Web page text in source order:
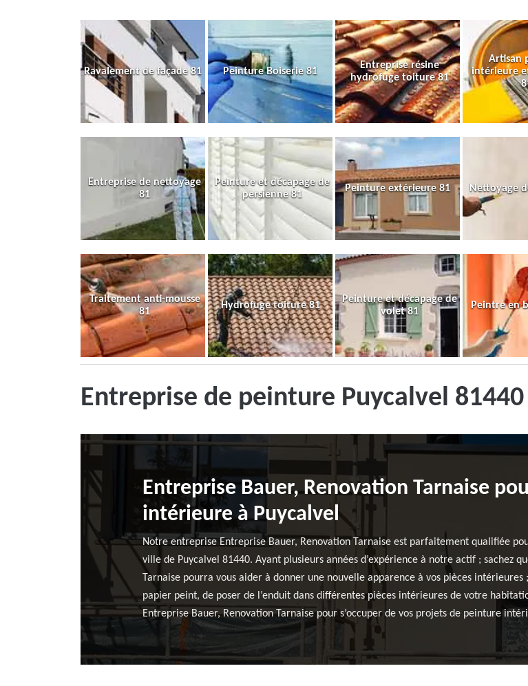
Ravalement de façade 81 Peinture Boiserie 81
Entreprise résine
hydrofuge toiture 81
Artisan
intérieure
Entreprise de nettoyage
81
Peinture et décapage de
persienne 81
Peinture extérieure 81 Nettoyage
Traitement anti-mousse
81
Hydrofuge toiture 81
Peinture et décapage de
volet 81
Peintre en
Entreprise de peinture Puycalvel 81440
Entreprise Bauer, Renovation Tarnaise
intérieure à Puycalvel
Notre entreprise Entreprise Bauer, Renovation Tarnaise est parfaitement qualifiée
ville de Puycalvel 81440. Ayant plusieurs années d’expérience à notre actif ; sachez
Tarnaise pourra vous aider à donner une nouvelle apparence à vos pièces
papier peint, de poser de l’enduit dans différentes pièces intérieures de votre
Entreprise Bauer, Renovation Tarnaise pour s’occuper de vos projets de peinture